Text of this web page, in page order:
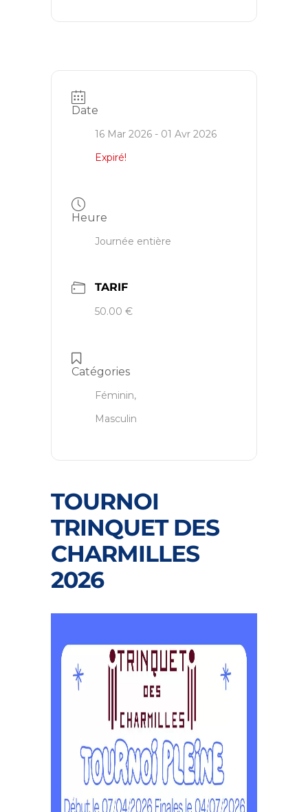
Date
16 Mar 2026 - 01 Avr 2026
Expiré!
Heure
Journée entière
TARIF
50.00 €
Catégories
Féminin,
Masculin
TOURNOI
TRINQUET DES
CHARMILLES
2026